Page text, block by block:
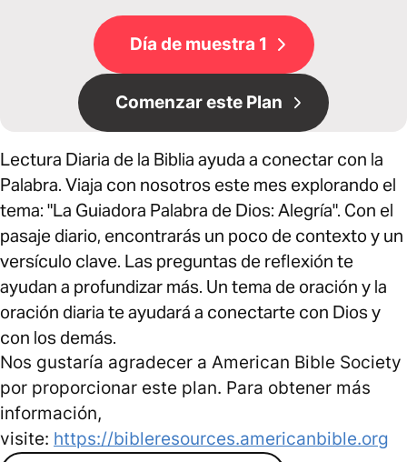
Día de muestra 1
Comenzar este Plan
Lectura Diaria de la Biblia ayuda a conectar con la
Palabra. Viaja con nosotros este mes explorando el
tema: "La Guiadora Palabra de Dios: Alegría". Con el
pasaje diario, encontrarás un poco de contexto y un
versículo clave. Las preguntas de reflexión te
ayudan a profundizar más. Un tema de oración y la
oración diaria te ayudará a conectarte con Dios y
con los demás.
Nos gustaría agradecer a American Bible Society
por proporcionar este plan. Para obtener más
información,
visite: https://bibleresources.americanbible.org